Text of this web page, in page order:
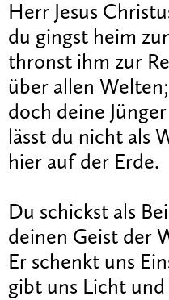
Herr Jesus
du gingst heim
thronst ihm zur
über allen Welten;
doch deine Jünger
lässt du nicht als
hier auf der Erde.
Du schickst als
deinen Geist der
Er schenkt uns
gibt uns Licht